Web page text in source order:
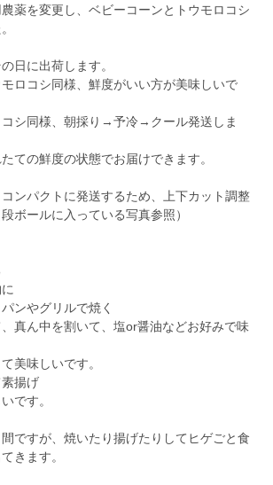
薬を変更し、ベビーコーンとトウモロコシ
日に出荷します。
ロコシ同様、鮮度がいい方が美味しいで
コシ同様、朝採り→予冷→クール発送しま
ての鮮度の状態でお届けできます。
ンパクトに発送するため、上下カット調整
ボールに入っている写真参照）
ンやグリルで焼く
真ん中を割いて、塩or醤油などお好みで味
美味しいです。
素揚げ
です。
ですが、焼いたり揚げたりしてヒゲごと食
きます。